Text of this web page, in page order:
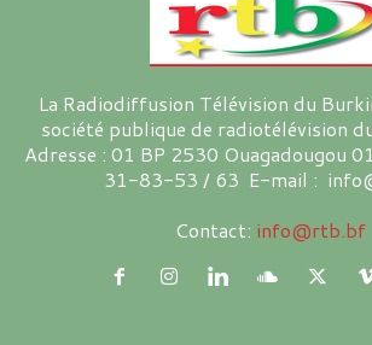
La Radiodiffusion Télévision du
société publique de radiotélévision
Adresse : 01 BP 2530 Ouagadougou
31-83-53 / 63 E-mail :
Contact: info@rtb.bf